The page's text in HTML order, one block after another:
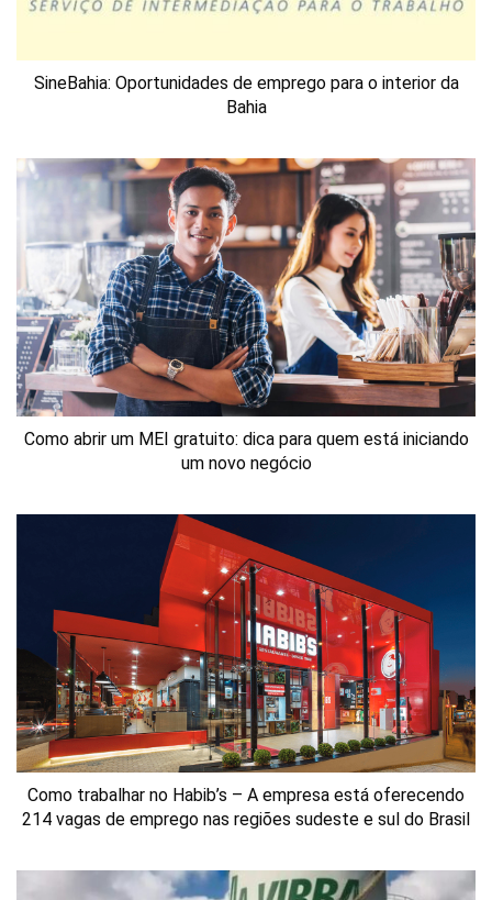
SineBahia: Oportunidades de emprego para o interior da
Bahia
Como abrir um MEI gratuito: dica para quem está iniciando
um novo negócio
Como trabalhar no Habib’s – A empresa está oferecendo
214 vagas de emprego nas regiões sudeste e sul do Brasil